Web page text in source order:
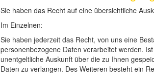
Sie haben das Recht auf eine übersichtliche
Im Einzelnen:
Sie haben jederzeit das Recht, von uns eine
personenbezogene Daten verarbeitet werden.
unentgeltliche Auskunft über die zu Ihnen
Daten zu verlangen. Des Weiteren besteht ein